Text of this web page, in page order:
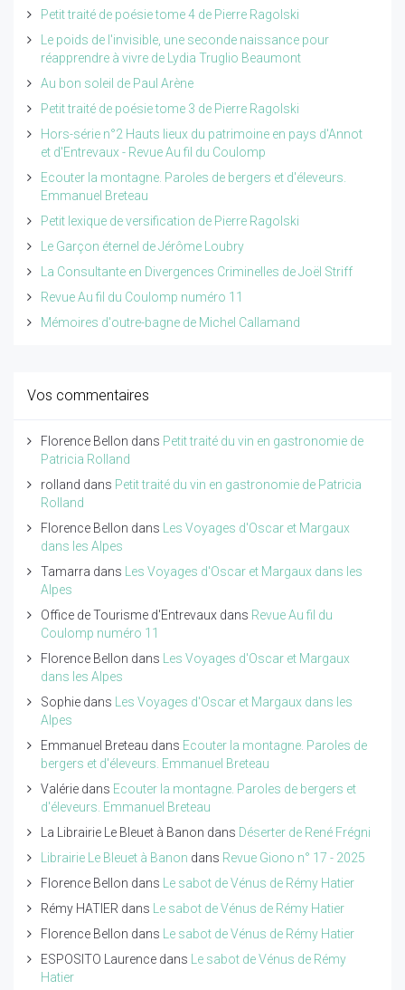
Petit traité de poésie tome 4 de Pierre Ragolski
Le poids de l'invisible, une seconde naissance pour
réapprendre à vivre de Lydia Truglio Beaumont
Au bon soleil de Paul Arène
Petit traité de poésie tome 3 de Pierre Ragolski
Hors-série n°2 Hauts lieux du patrimoine en pays d'Annot
et d'Entrevaux - Revue Au fil du Coulomp
Ecouter la montagne. Paroles de bergers et d'éleveurs.
Emmanuel Breteau
Petit lexique de versification de Pierre Ragolski
Le Garçon éternel de Jérôme Loubry
La Consultante en Divergences Criminelles de Joël Striff
Revue Au fil du Coulomp numéro 11
Mémoires d'outre-bagne de Michel Callamand
Vos commentaires
Florence Bellon dans Petit traité du vin en gastronomie de
Patricia Rolland
rolland dans Petit traité du vin en gastronomie de Patricia
Rolland
Florence Bellon dans
Les Voyages d'Oscar et Margaux
dans les Alpes
Tamarra dans
Les Voyages d'Oscar et Margaux dans les
Alpes
Office de Tourisme d'Entrevaux dans Revue Au fil du
Coulomp numéro 11
Florence Bellon dans
Les Voyages d'Oscar et Margaux
dans les Alpes
Sophie dans
Les Voyages d'Oscar et Margaux dans les
Alpes
Emmanuel Breteau dans Ecouter la montagne. Paroles de
bergers et d'éleveurs. Emmanuel Breteau
Valérie dans Ecouter la montagne. Paroles de bergers et
d'éleveurs. Emmanuel Breteau
La Librairie Le Bleuet à Banon dans Déserter de René Frégni
Librairie Le Bleuet à Banon dans Revue Giono n° 17 - 2025
Florence Bellon dans
Le sabot de Vénus de Rémy Hatier
Rémy HATIER dans
Le sabot de Vénus de Rémy Hatier
Florence Bellon dans
Le sabot de Vénus de Rémy Hatier
ESPOSITO Laurence dans
Le sabot de Vénus de Rémy
Hatier